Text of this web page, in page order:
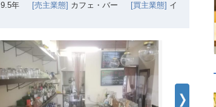
9.5年 [売主業態] カフェ・バー [買主業態] イ